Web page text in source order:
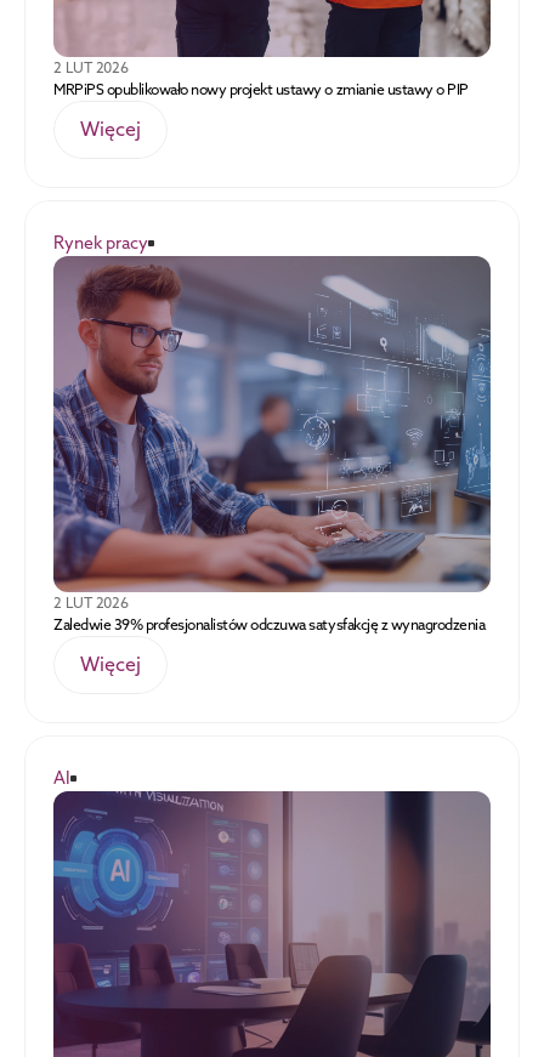
2 LUT 2026
MRPiPS opublikowało nowy projekt ustawy o zmianie ustawy o PIP
Więcej
Rynek pracy
2 LUT 2026
Zaledwie 39% profesjonalistów odczuwa satysfakcję z wynagrodzenia
Więcej
AI